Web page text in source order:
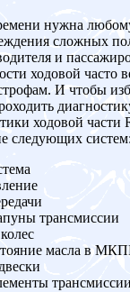
нужна
сложных
и
ходовой часто
И чтобы
ходовой части
следующих систем:
трансмиссии
масла в
трансмиссии